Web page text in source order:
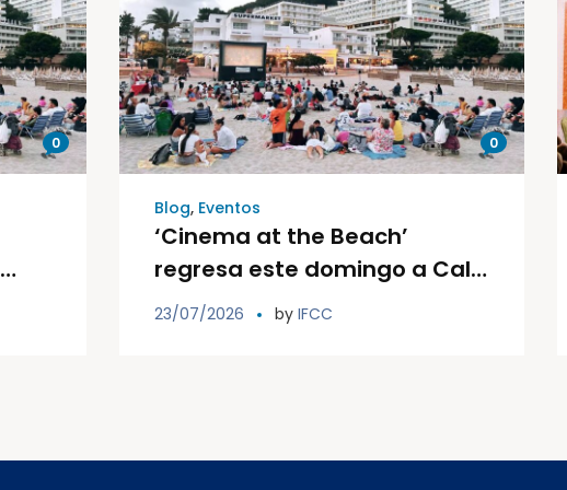
0 0
Blog, Eventos
‘Cinema at the Beach’
regresa este domingo a Cala
Llonga con una nueva sesión
23/07/2026 by IFCC